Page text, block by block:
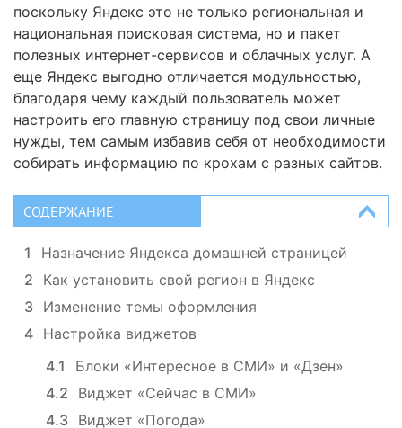
поскольку Яндекс это не только региональная и
национальная поисковая система, но и пакет
полезных интернет-сервисов и облачных услуг. А
еще Яндекс выгодно отличается модульностью,
благодаря чему каждый пользователь может
настроить его главную страницу под свои личные
нужды, тем самым избавив себя от необходимости
собирать информацию по крохам с разных сайтов.
СОДЕРЖАНИЕ
1
Назначение Яндекса домашней страницей
2
Как установить свой регион в Яндекс
3 Изменение темы оформления
4 Настройка виджетов
4.1
Блоки «Интересное в СМИ» и «Дзен»
4.2
Виджет «Сейчас в СМИ»
4.3 Виджет «Погода»